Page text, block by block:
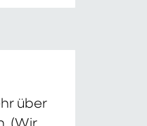
über